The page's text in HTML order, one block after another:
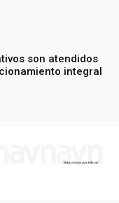
son atendidos
integral